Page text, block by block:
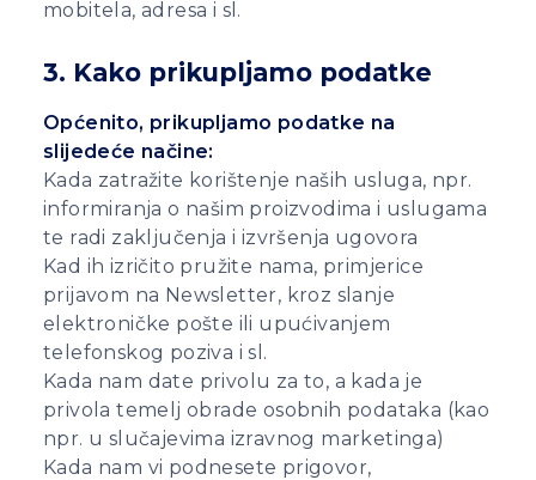
mobitela, adresa i sl.
3. Kako prikupljamo podatke
Općenito, prikupljamo podatke na
slijedeće načine:
Kada zatražite korištenje naših usluga, npr.
informiranja o našim proizvodima i uslugama
te radi zaključenja i izvršenja ugovora
Kad ih izričito pružite nama, primjerice
prijavom na Newsletter, kroz slanje
elektroničke pošte ili upućivanjem
telefonskog poziva i sl.
Kada nam date privolu za to, a kada je
privola temelj obrade osobnih podataka (kao
npr. u slučajevima izravnog marketinga)
Kada nam vi podnesete prigovor,